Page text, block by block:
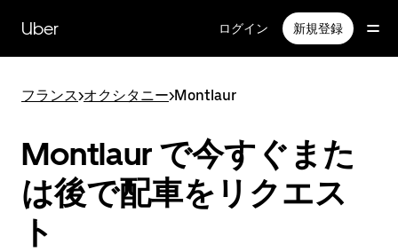
Uber ログイン 新規登録
フランス>オクシタニー>Montlaur
Montlaur で今すぐまた
は後で配車をリクエス
ト